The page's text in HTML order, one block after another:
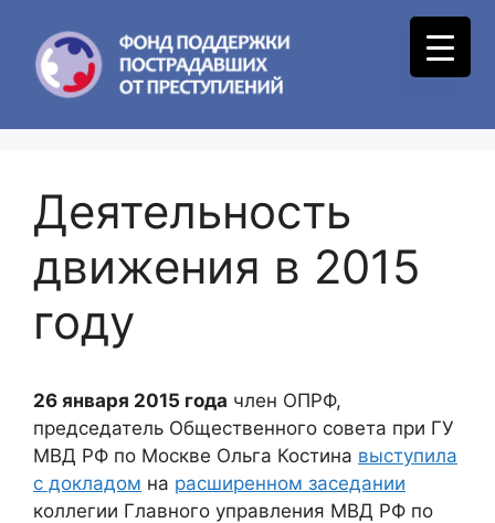
content
Menu
Деятельность
движения в 2015
году
26 января 2015 года член ОПРФ,
председатель Общественного совета при ГУ
МВД РФ по Москве Ольга Костина выступила
с докладом на расширенном заседании
коллегии Главного управления МВД РФ по